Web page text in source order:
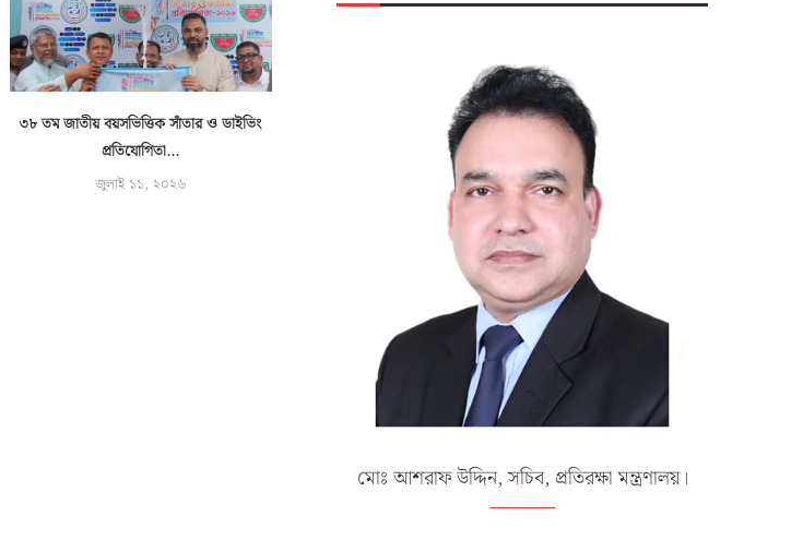
৩৮ তম জাতীয় বয়সভিত্তিক সাঁতার ও ডাইভিং
প্রতিযোগিতা...
জুলাই ১১, ২০২৬
বন্যাদুর্গত ও পানিবন্দি মানুষের পাশে বাংলাদেশ
নৌবাহিনী
জুলাই ১১, ২০২৬
মায়ানমারে পাচারকালে সিমেন্ট বোঝাই
মোঃ আশরাফ উদ্দিন, সচিব, প্রতিরক্ষা মন্ত্রণালয়।